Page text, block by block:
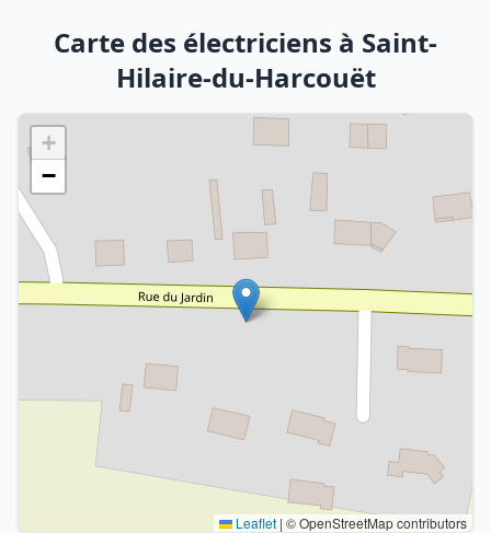
Carte des électriciens à Saint-
Hilaire-du-Harcouët
+
−
Leaflet | © OpenStreetMap contributors